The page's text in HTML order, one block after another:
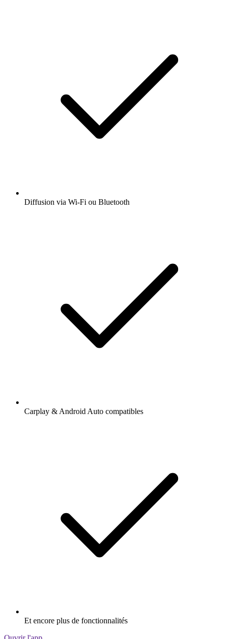
Diffusion via Wi-Fi ou Bluetooth
Carplay & Android Auto compatibles
Et encore plus de fonctionnalités